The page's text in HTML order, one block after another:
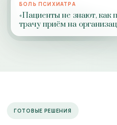
БОЛЬ ПСИХИАТРА
«Пациенты не знают, как
трачу приём на
ГОТОВЫЕ РЕШЕНИЯ